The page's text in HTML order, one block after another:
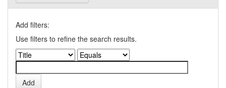
Add filters:
Use filters to refine the search results.